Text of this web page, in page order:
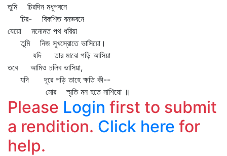
তুমি চিরদিন মধুপবনে
চির- বিকশিত বনভবনে
যেয়ো মনোমত পথ ধরিয়া
তুমি নিজ সুখস্রোতে ভাসিয়ো।
যদি তার মাঝে পড়ি আসিয়া
তবে আমিও চলিব ভাসিয়া,
যদি দূরে পড়ি তাহে ক্ষতি কী--
মোর স্মৃতি মন হতে নাশিয়ো ॥
Please Login first to submit
a rendition. Click here for
help.